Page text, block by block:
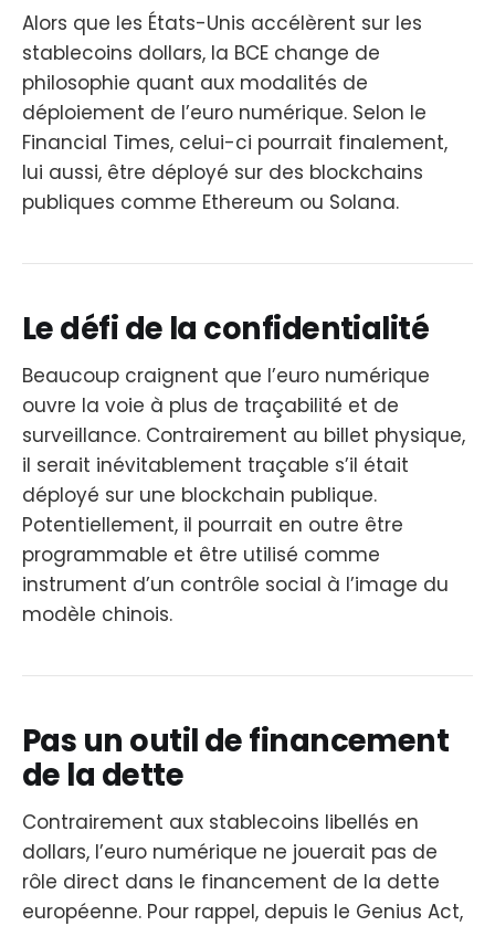
Alors que les États-Unis accélèrent sur les
stablecoins dollars, la BCE change de
philosophie quant aux modalités de
déploiement de l’euro numérique. Selon le
Financial Times, celui-ci pourrait finalement,
lui aussi, être déployé sur des blockchains
publiques comme Ethereum ou Solana.
Le défi de la confidentialité
Beaucoup craignent que l’euro numérique
ouvre la voie à plus de traçabilité et de
surveillance. Contrairement au billet physique,
il serait inévitablement traçable s’il était
déployé sur une blockchain publique.
Potentiellement, il pourrait en outre être
programmable et être utilisé comme
instrument d’un contrôle social à l’image du
modèle chinois.
Pas un outil de financement
de la dette
Contrairement aux stablecoins libellés en
dollars, l’euro numérique ne jouerait pas de
rôle direct dans le financement de la dette
européenne. Pour rappel, depuis le Genius Act,